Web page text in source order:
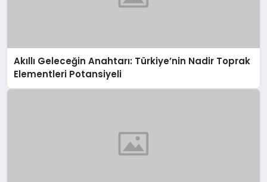
Akıllı Geleceğin Anahtarı: Türkiye’nin Nadir Toprak
Elementleri Potansiyeli